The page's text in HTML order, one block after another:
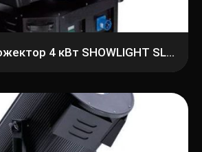
Зенитный прожектор 4 кВт SHOWLIGHT SL-1C04